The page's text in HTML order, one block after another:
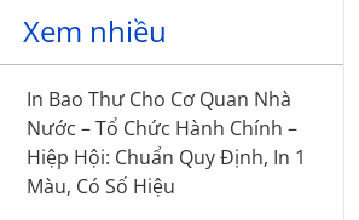
Xem nhiều
In Bao Thư Cho Cơ Quan Nhà
Nước – Tổ Chức Hành Chính –
Hiệp Hội: Chuẩn Quy Định, In 1
Màu, Có Số Hiệu